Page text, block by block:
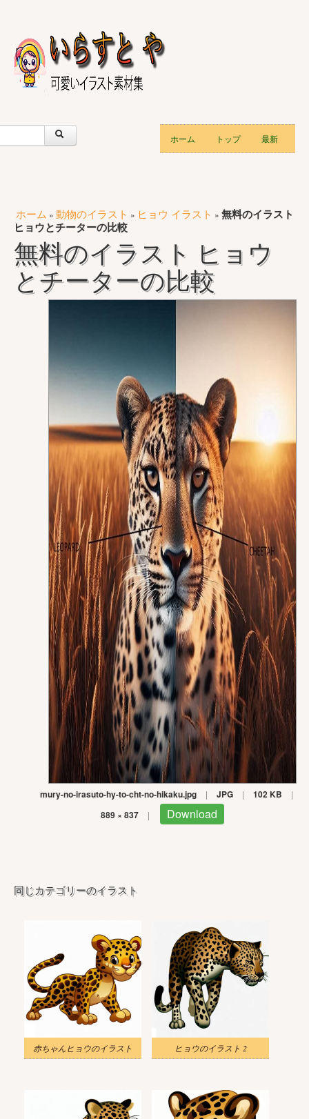
ホーム トップ 最新
ホーム » 動物のイラスト » ヒョウ イラスト » 無料のイラスト
ヒョウとチーターの比較
無料のイラスト ヒョウ
とチーターの比較
mury-no-irasuto-hy-to-cht-no-hikaku.jpg | JPG | 102 KB |
889 × 837 | Download
同じカテゴリーのイラスト
赤ちゃんヒョウのイラスト ヒョウのイラスト 2